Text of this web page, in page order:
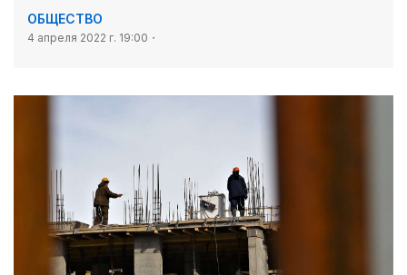
ОБЩЕСТВО
4 апреля 2022 г. 19:00